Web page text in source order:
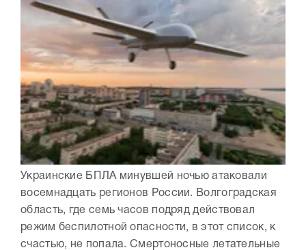
Украинские БПЛА минувшей ночью атаковали
восемнадцать регионов России. Волгоградская
область, где семь часов подряд действовал
режим беспилотной опасности, в этот список, к
счастью, не попала. Смертоносные летательные